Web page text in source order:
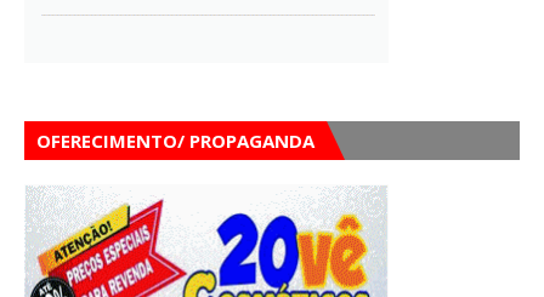
OFERECIMENTO/ PROPAGANDA